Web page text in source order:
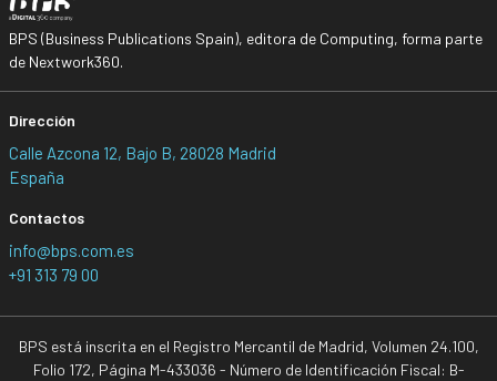
BPS (Business Publications Spain), editora de Computing, forma parte
de Nextwork360.
Dirección
Calle Azcona 12, Bajo B, 28028 Madrid
España
Contactos
info@bps.com.es
+91 313 79 00
BPS está inscrita en el Registro Mercantil de Madrid, Volumen 24.100,
Folio 172, Página M-433036 - Número de Identificación Fiscal: B-